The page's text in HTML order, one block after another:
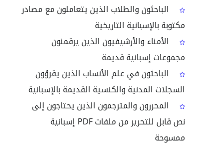
الباحثون والطلاب الذين يتعاملون مع مصادر
مكتوبة بالإسبانية التاريخية
الأمناء والأرشيفيون الذين يرقمنون
مجموعات إسبانية قديمة
الباحثون في علم الأنساب الذين يقرؤون
السجلات المدنية والكنسية القديمة بالإسبانية
المحررون والمترجمون الذين يحتاجون إلى
نص قابل للتحرير من ملفات PDF إسبانية
ممسوحة